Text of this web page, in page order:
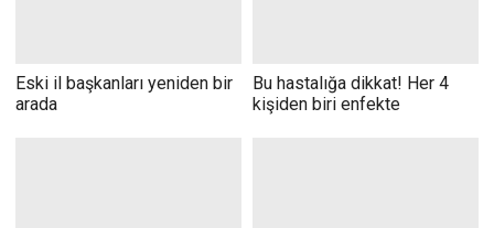
Eski il başkanları yeniden bir
arada
Bu hastalığa dikkat! Her 4
kişiden biri enfekte